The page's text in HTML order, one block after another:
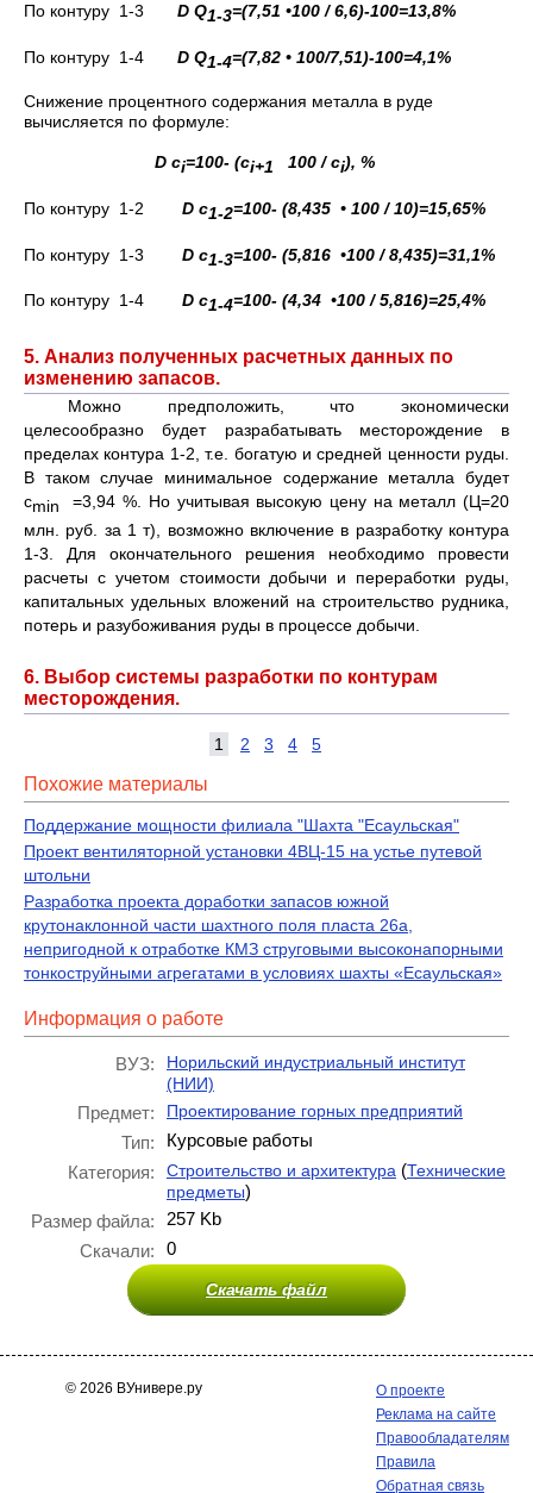
По контуру 1-3 D Q1-3=(7,51 •100 / 6,6)-100=13,8%
По контуру 1-4 D Q1-4=(7,82 • 100/7,51)-100=4,1%
Снижение процентного содержания металла в руде
вычисляется по формуле:
D сi=100- (сi+1100 / сi), %
По контуру 1-2 D с1-2=100- (8,435 • 100 / 10)=15,65%
По контуру 1-3 D с1-3=100- (5,816 •100 / 8,435)=31,1%
По контуру 1-4 D с1-4=100- (4,34 •100 / 5,816)=25,4%
5. Анализ полученных расчетных данных по
изменению запасов.
Можно предположить, что экономически
целесообразно будет разрабатывать месторождение в
пределах контура 1-2, т.е. богатую и средней ценности руды.
В таком случае минимальное содержание металла будет
сmin
=3,94 %. Но учитывая высокую цену на металл (Ц=20
млн. руб. за 1 т), возможно включение в разработку контура
1-3. Для окончательного решения необходимо провести
расчеты с учетом стоимости добычи и переработки руды,
капитальных удельных вложений на строительство рудника,
потерь и разубоживания руды в процессе добычи.
6. Выбор системы разработки по контурам
месторождения.
1 2 3 4 5
Похожие материалы
Поддержание мощности филиала "Шахта "Есаульская"
Проект вентиляторной установки 4ВЦ-15 на устье путевой
штольни
Разработка проекта доработки запасов южной
крутонаклонной части шахтного поля пласта 26а,
непригодной к отработке КМЗ струговыми высоконапорными
тонкоструйными агрегатами в условиях шахты «Есаульская»
Информация о работе
ВУЗ:
Норильский индустриальный институт
(НИИ)
Предмет: Проектирование горных предприятий
Тип:
Курсовые работы
Категория:
Строительство и архитектура (Технические
предметы)
Размер файла:
257 Kb
Скачали:
0
Скачать файл
© 2026 ВУнивере.ру
О проекте
Реклама на сайте
Правообладателям
Правила
Обратная связь